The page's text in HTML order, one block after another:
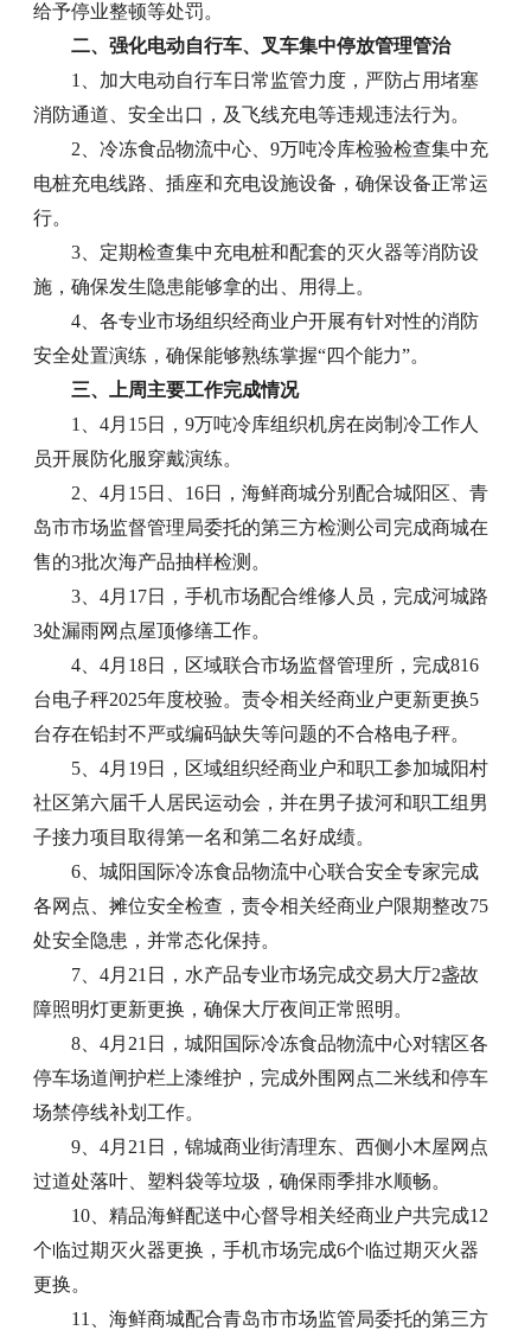
给予停业整顿等处罚。
二、强化电动自行车、叉车集中停放管理管治
1、加大电动自行车日常监管力度，严防占用堵塞
消防通道、安全出口，及飞线充电等违规违法行为。
2、冷冻食品物流中心、9万吨冷库检验检查集中充
电桩充电线路、插座和充电设施设备，确保设备正常运
行。
3、定期检查集中充电桩和配套的灭火器等消防设
施，确保发生隐患能够拿的出、用得上。
4、各专业市场组织经商业户开展有针对性的消防
安全处置演练，确保能够熟练掌握“四个能力”。
三、上周主要工作完成情况
1、4月15日，9万吨冷库组织机房在岗制冷工作人
员开展防化服穿戴演练。
2、4月15日、16日，海鲜商城分别配合城阳区、青
岛市市场监督管理局委托的第三方检测公司完成商城在
售的3批次海产品抽样检测。
3、4月17日，手机市场配合维修人员，完成河城路
3处漏雨网点屋顶修缮工作。
4、4月18日，区域联合市场监督管理所，完成816
台电子秤2025年度校验。责令相关经商业户更新更换5
台存在铅封不严或编码缺失等问题的不合格电子秤。
5、4月19日，区域组织经商业户和职工参加城阳村
社区第六届千人居民运动会，并在男子拔河和职工组男
子接力项目取得第一名和第二名好成绩。
6、城阳国际冷冻食品物流中心联合安全专家完成
各网点、摊位安全检查，责令相关经商业户限期整改75
处安全隐患，并常态化保持。
7、4月21日，水产品专业市场完成交易大厅2盏故
障照明灯更新更换，确保大厅夜间正常照明。
8、4月21日，城阳国际冷冻食品物流中心对辖区各
停车场道闸护栏上漆维护，完成外围网点二米线和停车
场禁停线补划工作。
9、4月21日，锦城商业街清理东、西侧小木屋网点
过道处落叶、塑料袋等垃圾，确保雨季排水顺畅。
10、精品海鲜配送中心督导相关经商业户共完成12
个临过期灭火器更换，手机市场完成6个临过期灭火器
更换。
11、海鲜商城配合青岛市市场监管局委托的第三方